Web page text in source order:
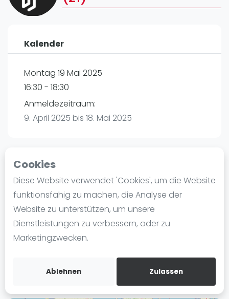
Cookies
Diese Website verwendet 'Cookies', um die Website
funktionsfähig zu machen, die Analyse der
Website zu unterstützen, um unsere
Dienstleistungen zu verbessern, oder zu
Marketingzwecken.
Ablehnen Zulassen
Veranstaltungen
International
Ranking
Männer
Frauen
Blog
Die Geschichte von Padel
Regeln und Punktzählung
Padel Schläge
Video
Kalender
Montag 19 Mai 2025
16:30 - 18:30
Anmeldezeitraum:
9. April 2025 bis 18. Mai 2025
Playtomic
Padel Passion Kaltenkirchen | Kaltenkirchen
Leibnizstraße 9A
24568Kaltenkirchen
Routebeschrijving